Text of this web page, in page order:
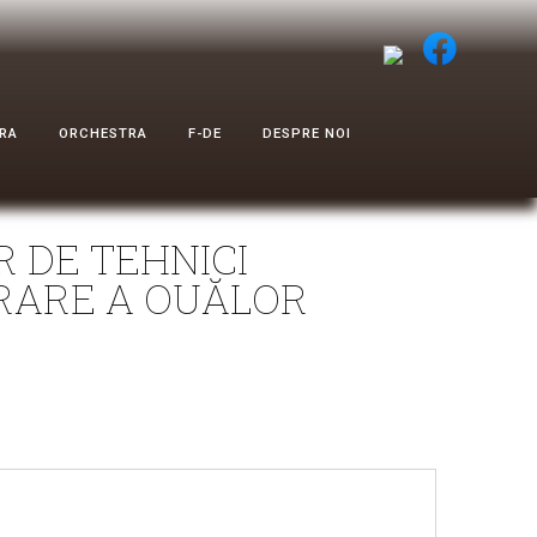
ORCHESTRA F-DE DESPRE NOI
DE TEHNICI
A OUĂLOR